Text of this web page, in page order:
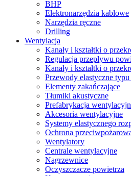
BHP
Elektronarzędzia kablowe
Narzędzia ręczne
Drilling
Wentylacja
Kanały i kształtki o
Regulacja przepływu
Kanały i kształtki o
Przewody elastyczne
Elementy zakańczające
Tłumiki akustyczne
Prefabrykacja
Akcesoria wentylacyjne
Systemy elastycznego
Ochrona
Wentylatory
Centrale wentylacyjne
Nagrzewnice
Oczyszczacze powietrza